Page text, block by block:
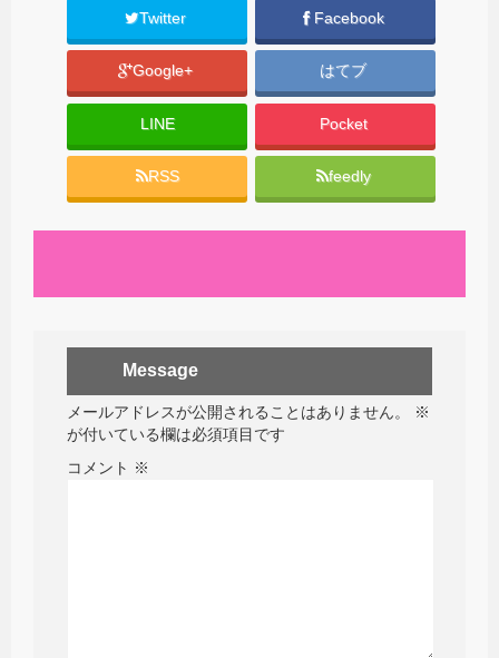
Twitter Facebook
Google+ はてブ
LINE Pocket
RSS feedly
Message
メールアドレスが公開されることはありません。
※
が付いている欄は必須項目です
コメント ※